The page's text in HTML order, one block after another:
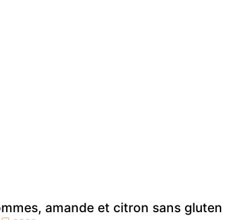
amande et citron sans gluten